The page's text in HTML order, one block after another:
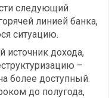
следующий
линией банка,
ситуацию.
источник дохода,
–
более доступный.
до полугода,